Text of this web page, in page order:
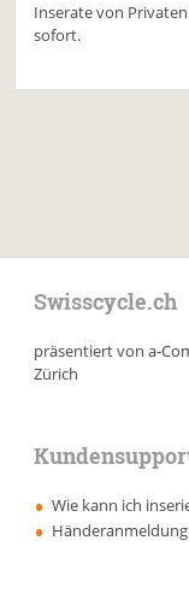
Inserate von
sofort.
Swisscycle.ch
präsentiert von a-
Zürich
Wie kann ich
Händeranmeldung